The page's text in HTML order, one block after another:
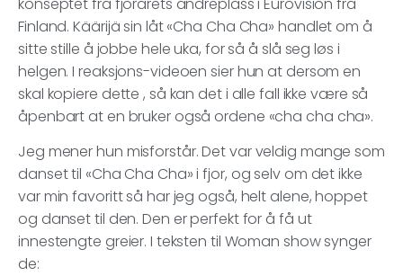
Finland. Käärijä sin låt «Cha Cha Cha» handlet om å
sitte stille å jobbe hele uka, for så å slå seg løs i
helgen. I reaksjons-videoen sier hun at dersom en
skal kopiere dette , så kan det i alle fall ikke være så
åpenbart at en bruker også ordene «cha cha cha».
Jeg mener hun misforstår. Det var veldig mange som
danset til «Cha Cha Cha» i fjor, og selv om det ikke
var min favoritt så har jeg også, helt alene, hoppet
og danset til den. Den er perfekt for å få ut
innestengte greier. I teksten til Woman show synger
de: